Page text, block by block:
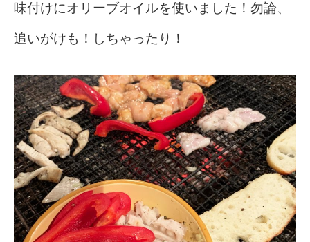
味付けにオリーブオイルを使いました！勿論、
追いがけも！しちゃったり！